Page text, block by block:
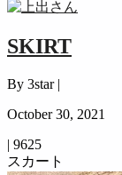
SKIRT
By 3star |
October 30, 2021
| 9625
スカート